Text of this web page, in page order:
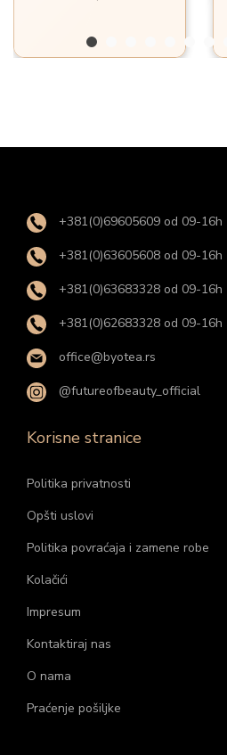
+381(0)69605609 od 09-16h
+381(0)63605608 od 09-16h
+381(0)63683328 od 09-16h
+381(0)62683328 od 09-16h
office@byotea.rs
@futureofbeauty_official
Korisne stranice
Politika privatnosti
Opšti uslovi
Politika povraćaja i zamene robe
Kolačići
Impresum
Kontaktiraj nas
O nama
Praćenje pošiljke